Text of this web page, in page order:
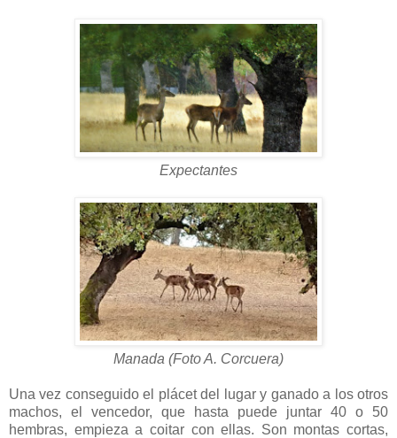
Expectantes
Manada (Foto A. Corcuera)
Una vez conseguido el plácet del lugar y ganado a los otros
machos, el vencedor, que hasta puede juntar 40 o 50
hembras, empieza a coitar con ellas. Son montas cortas,